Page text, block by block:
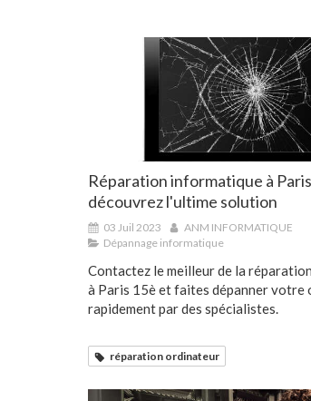
Réparation informatique à
découvrez l'ultime solution
03 Juil 2023
ANM INFORMATIQUE
Dépannage informatique
Contactez le meilleur de la
à Paris 15è et faites dépanner votre
rapidement par des spécialistes.
réparation ordinateur